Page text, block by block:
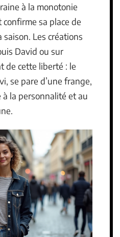
à la monotonie
sa place de
saison. Les créations
David ou sur
de cette liberté : le
se pare d’une frange,
la personnalité et au